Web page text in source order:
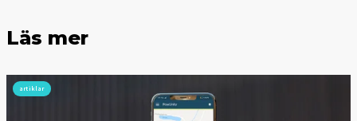
Läs mer
artiklar